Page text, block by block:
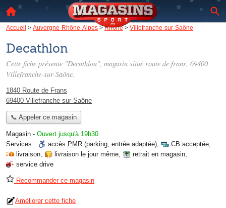
Accueil > Auvergne-Rhône-Alpes >Rhône> Villefranche-sur-Saône
Decathlon
Cette fiche présente "Decathlon", magasin situé route de frans, 69400
Villefranche-sur-Saône.
1840 Route de Frans
69400 Villefranche-sur-Saône
📞 Appeler ce magasin
Magasin - Ouvert jusqu'à 19h30
Services :
accès PMR (parking, entrée adaptée), CB acceptée,
livraison, livraison le jour même, retrait en magasin,
service drive
Recommander ce magasin
Améliorer cette fiche